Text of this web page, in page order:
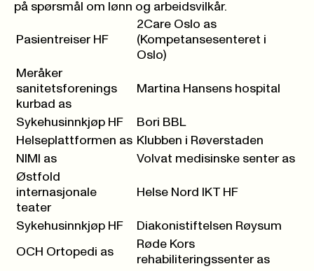
på spørsmål om lønn og arbeidsvilkår.
Pasientreiser HF
2Care Oslo as
(Kompetansesenteret i
Oslo)
Meråker
sanitetsforenings
kurbad as
Martina Hansens hospital
Sykehusinnkjøp HF
Bori BBL
Helseplattformen as Klubben i Røverstaden
NIMI as
Volvat medisinske senter as
Østfold
internasjonale
teater
Helse Nord IKT HF
Sykehusinnkjøp HF Diakonistiftelsen Røysum
OCH Ortopedi as
Røde Kors
rehabiliteringssenter as